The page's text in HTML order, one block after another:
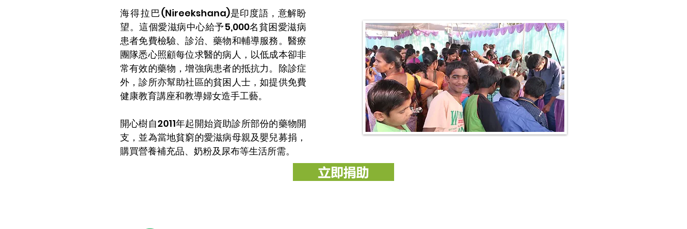
海得拉巴(Nireekshana)是印度語，意解盼
望。這個愛滋病中心給予5,000名貧困愛滋病
患者免費檢驗、診治、藥物和輔導服務。醫療
團隊悉心照顧每位求醫的病人，以低成本卻非
常有效的藥物，增強病患者的抵抗力。除診症
外，診所亦幫助社區的貧困人士，如提供免費
健康教育講座和教導婦女造手工藝。
開心樹自2011年起開始資助診所部份的藥物開
支，並為當地貧窮的愛滋病母親及嬰兒募捐，
購買營養補充品、奶粉及尿布等生活所需。
立即捐助